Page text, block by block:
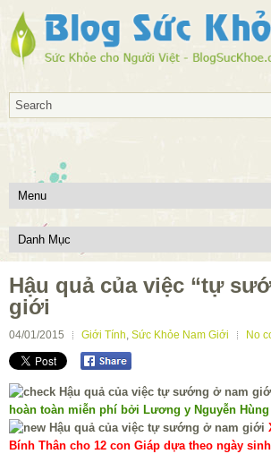
Hậu quả của việc “tự
giới
04/01/2015 Giới Tính, Sức Khỏe Nam Giới No
hoàn toàn miễn phí bởi Lương y Nguyễn Hùng
Bính Thân cho 12 con Giáp dựa theo ngày